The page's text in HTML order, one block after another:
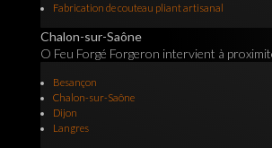
Fabrication de couteau pliant artisanal
Chalon-sur-Saône
O Feu Forgé Forgeron intervient à
Besançon
Chalon-sur-Saône
Dijon
Langres